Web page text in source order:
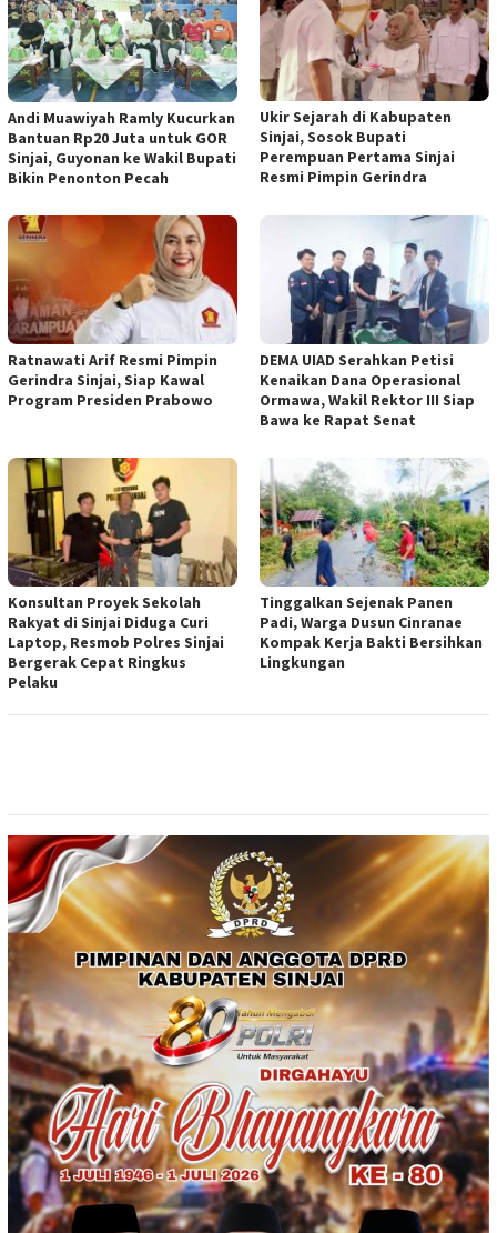
Andi Muawiyah Ramly Kucurkan
Bantuan Rp20 Juta untuk GOR
Sinjai, Guyonan ke Wakil Bupati
Bikin Penonton Pecah
Ukir Sejarah di Kabupaten
Sinjai, Sosok Bupati
Perempuan Pertama Sinjai
Resmi Pimpin Gerindra
Ratnawati Arif Resmi Pimpin
Gerindra Sinjai, Siap Kawal
Program Presiden Prabowo
DEMA UIAD Serahkan Petisi
Kenaikan Dana Operasional
Ormawa, Wakil Rektor III Siap
Bawa ke Rapat Senat
Konsultan Proyek Sekolah
Rakyat di Sinjai Diduga Curi
Laptop, Resmob Polres Sinjai
Bergerak Cepat Ringkus
Pelaku
Tinggalkan Sejenak Panen
Padi, Warga Dusun Cinranae
Kompak Kerja Bakti Bersihkan
Lingkungan